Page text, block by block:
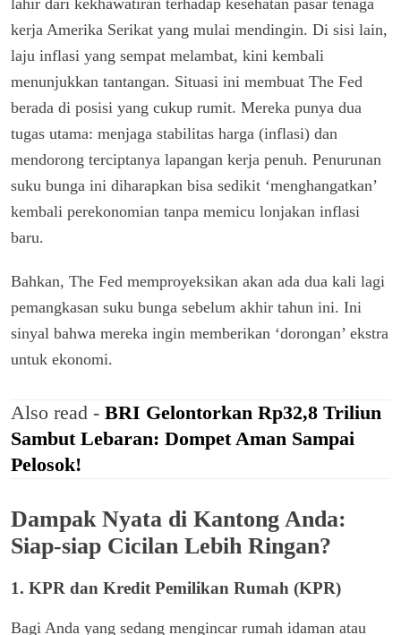
kerja Amerika Serikat yang mulai mendingin. Di sisi lain,
laju inflasi yang sempat melambat, kini kembali
menunjukkan tantangan. Situasi ini membuat The Fed
berada di posisi yang cukup rumit. Mereka punya dua
tugas utama: menjaga stabilitas harga (inflasi) dan
mendorong terciptanya lapangan kerja penuh. Penurunan
suku bunga ini diharapkan bisa sedikit ‘menghangatkan’
kembali perekonomian tanpa memicu lonjakan inflasi
baru.
Bahkan, The Fed memproyeksikan akan ada dua kali lagi
pemangkasan suku bunga sebelum akhir tahun ini. Ini
sinyal bahwa mereka ingin memberikan ‘dorongan’ ekstra
untuk ekonomi.
Also read - BRI Gelontorkan Rp32,8 Triliun
Sambut Lebaran: Dompet Aman Sampai
Pelosok!
Dampak Nyata di Kantong Anda:
Siap-siap Cicilan Lebih Ringan?
1. KPR dan Kredit Pemilikan Rumah (KPR)
Bagi Anda yang sedang mengincar rumah idaman atau